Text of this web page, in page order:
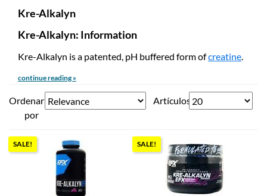
Kre-Alkalyn
Kre-Alkalyn: Information
Kre-Alkalyn is a patented, pH buffered form ofcreatine.
continue reading »
Ordenar
por
Artículos
SALE! SALE!